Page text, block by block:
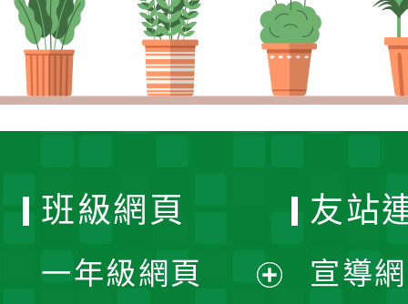
班級網頁
一年級網頁
友站
宣導